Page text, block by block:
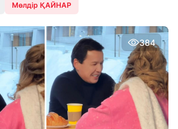
Мөлдір ҚАЙНАР
384